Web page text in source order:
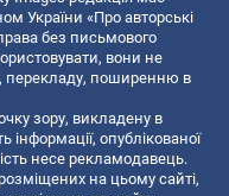
України «Про авторські
без письмового
вони не
перекладу, поширенню в
зору, викладену в
інформації, опублікованої
несе рекламодавець.
на цьому сайті,